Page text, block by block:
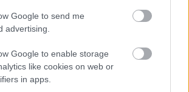
Google to send me
advertising.
Google to enable storage
like cookies on web or
in apps.